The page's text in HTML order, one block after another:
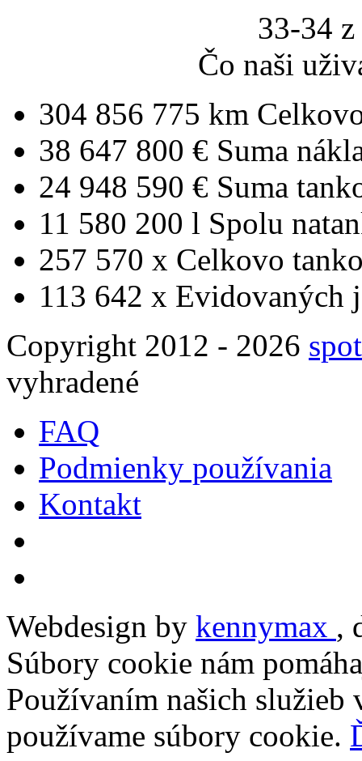
33-34
Čo naši
304 856 775 km
38 647 800 € Suma
24 948 590 € Suma
11 580 200 l Spolu
257 570 x Celkovo
113 642 x Evidovaných
Copyright 2012 - 2026
vyhradené
FAQ
Podmienky používania
Kontakt
Webdesign by kennymax ,
Súbory cookie nám
Používaním našich služieb
používame súbory cookie.